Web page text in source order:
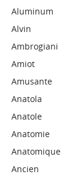
Aluminum
Alvin
Ambrogiani
Amiot
Amusante
Anatola
Anatole
Anatomie
Anatomique
Ancien